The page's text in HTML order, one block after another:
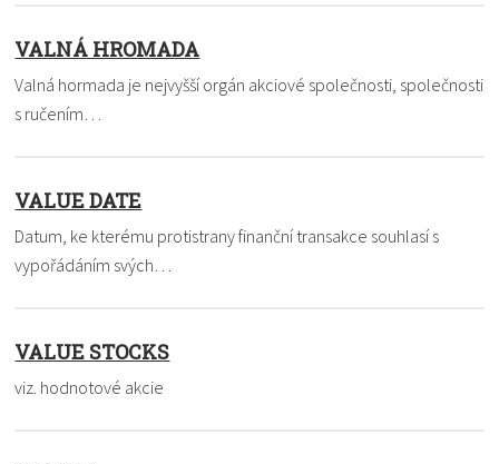
VALNÁ HROMADA
Valná hormada je nejvyšší orgán akciové společnosti, společnosti
s ručením…
VALUE DATE
Datum, ke kterému protistrany finanční transakce souhlasí s
vypořádáním svých…
VALUE STOCKS
viz. hodnotové akcie